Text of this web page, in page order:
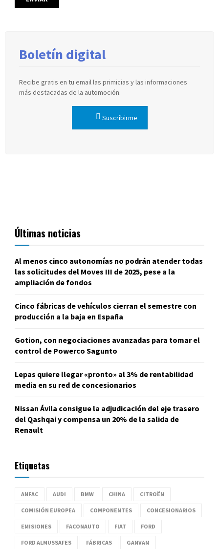
Boletín digital
Recibe gratis en tu email las primicias y las informaciones
más destacadas de la automoción.
Suscribirme
Últimas noticias
Al menos cinco autonomías no podrán atender todas
las solicitudes del Moves III de 2025, pese a la
ampliación de fondos
Cinco fábricas de vehículos cierran el semestre con
producción a la baja en España
Gotion, con negociaciones avanzadas para tomar el
control de Powerco Sagunto
Lepas quiere llegar «pronto» al 3% de rentabilidad
media en su red de concesionarios
Nissan Ávila consigue la adjudicación del eje trasero
del Qashqai y compensa un 20% de la salida de
Renault
Etiquetas
ANFAC AUDI BMW CHINA CITROËN
COMISIÓN EUROPEA COMPONENTES CONCESIONARIOS
EMISIONES FACONAUTO FIAT FORD
FORD ALMUSSAFES FÁBRICAS GANVAM